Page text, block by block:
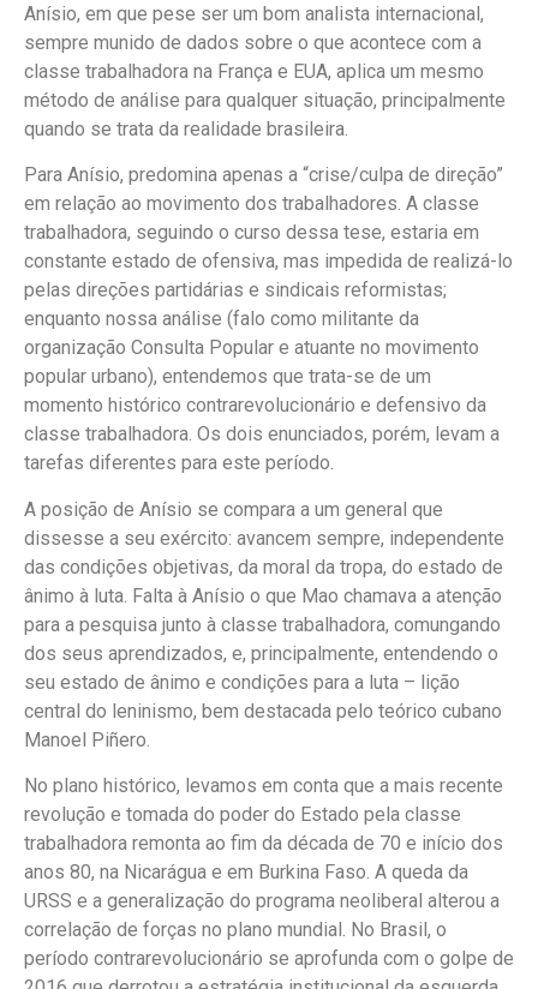
Anísio, em que pese ser um bom analista internacional,
sempre munido de dados sobre o que acontece com a
classe trabalhadora na França e EUA, aplica um mesmo
método de análise para qualquer situação, principalmente
quando se trata da realidade brasileira.
Para Anísio, predomina apenas a “crise/culpa de direção”
em relação ao movimento dos trabalhadores. A classe
trabalhadora, seguindo o curso dessa tese, estaria em
constante estado de ofensiva, mas impedida de realizá-lo
pelas direções partidárias e sindicais reformistas;
enquanto nossa análise (falo como militante da
organização Consulta Popular e atuante no movimento
popular urbano), entendemos que trata-se de um
momento histórico contrarevolucionário e defensivo da
classe trabalhadora. Os dois enunciados, porém, levam a
tarefas diferentes para este período.
A posição de Anísio se compara a um general que
dissesse a seu exército: avancem sempre, independente
das condições objetivas, da moral da tropa, do estado de
ânimo à luta. Falta à Anísio o que Mao chamava a atenção
para a pesquisa junto à classe trabalhadora, comungando
dos seus aprendizados, e, principalmente, entendendo o
seu estado de ânimo e condições para a luta – lição
central do leninismo, bem destacada pelo teórico cubano
Manoel Piñero.
No plano histórico, levamos em conta que a mais recente
revolução e tomada do poder do Estado pela classe
trabalhadora remonta ao fim da década de 70 e início dos
anos 80, na Nicarágua e em Burkina Faso. A queda da
URSS e a generalização do programa neoliberal alterou a
correlação de forças no plano mundial. No Brasil, o
período contrarevolucionário se aprofunda com o golpe de